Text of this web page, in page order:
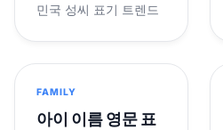
민국 성씨 표기 트렌드
FAMILY
아이 이름 영문 표